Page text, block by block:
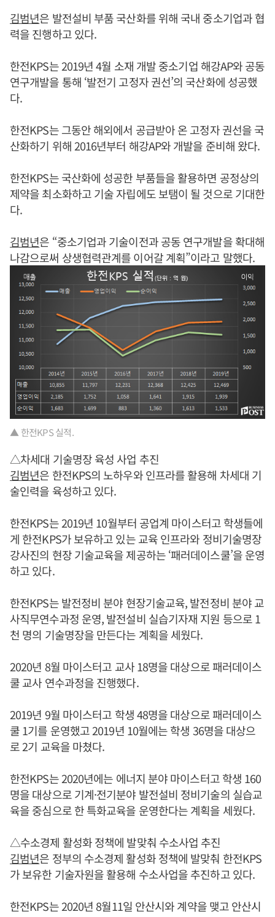
김범년은 발전설비 부품 국산화를 위해 국내 중소기업과 협
력을 진행하고 있다.
한전KPS는 2019년 4월 소재 개발 중소기업 해강AP와 공동
연구개발을 통해 ‘발전기 고정자 권선’의 국산화에 성공했
다.
한전KPS는 그동안 해외에서 공급받아 온 고정자 권선을 국
산화하기 위해 2016년부터 해강AP와 개발을 준비해 왔다.
한전KPS는 국산화에 성공한 부품들을 활용하면 공정상의
제약을 최소화하고 기술 자립에도 보탬이 될 것으로 기대한
다.
김범년은 “중소기업과 기술이전과 공동 연구개발을 확대해
나감으로써 상생협력관계를 이어갈 계획”이라고 말했다.
▲ 한전KPS 실적.
△차세대 기술명장 육성 사업 추진
김범년은 한전KPS의 노하우와 인프라를 활용해 차세대 기
술인력을 육성하고 있다.
한전KPS는 2019년 10월부터 공업계 마이스터고 학생들에
게 한전KPS가 보유하고 있는 교육 인프라와 정비기술명장
강사진의 현장 기술교육을 제공하는 ‘패러데이스쿨’을 운영
하고 있다.
한전KPS는 발전정비 분야 현장기술교육, 발전정비 분야 교
사직무연수과정 운영, 발전설비 실습기자재 지원 등으로 1
천 명의 기술명장을 만든다는 계획을 세웠다.
2020년 8월 마이스터고 교사 18명을 대상으로 패러데이스
쿨 교사 연수과정을 진행했다.
2019년 9월 마이스터고 학생 48명을 대상으로 패러데이스
쿨 1기를 운영했고 2019년 10월에는 학생 36명을 대상으
로 2기 교육을 마쳤다.
한전KPS는 2020년에는 에너지 분야 마이스터고 학생 160
명을 대상으로 기계·전기분야 발전설비 정비기술의 실습교
육을 중심으로 한 특화교육을 운영한다는 계획을 세웠다.
△수소경제 활성화 정책에 발맞춰 수소사업 추진
김범년은 정부의 수소경제 활성화 정책에 발맞춰 한전KPS
가 보유한 기술자원을 활용해 수소사업을 추진하고 있다.
한전KPS는 2020년 8월11일 안산시와 계약을 맺고 안산시